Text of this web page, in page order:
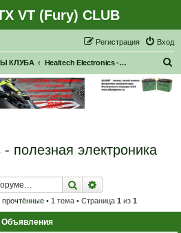
VT (Fury) CLUB
Вход
Регистрация
КЛУБА Healtech Electronics - полезная электроника для мотоциклов
полезная электроника
Поиск
• 1 тема • Страница 1 из 1
Объявления